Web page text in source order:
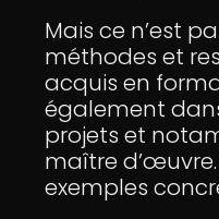
Mais ce n’est
méthodes et
acquis en
également
projets et
maître
exemples